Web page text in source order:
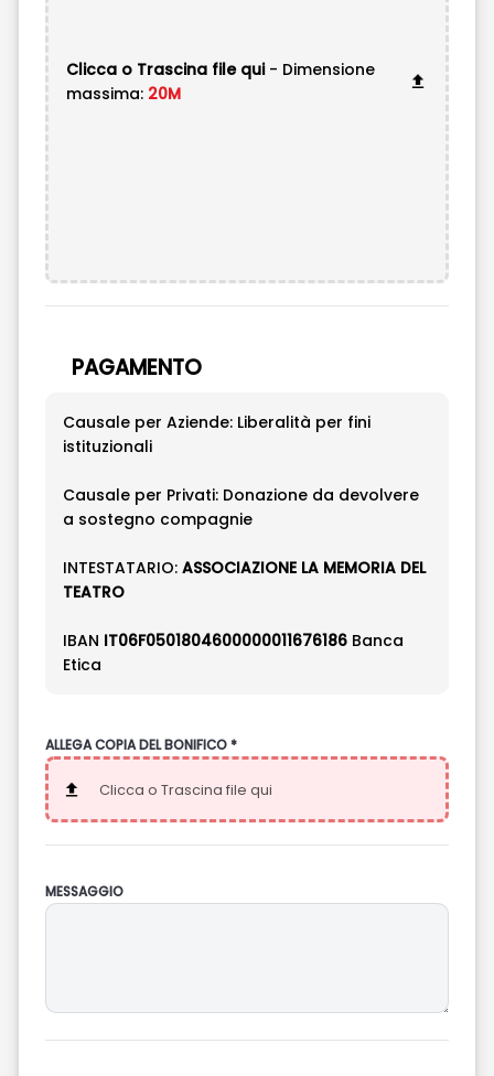
Clicca o Trascina file qui- Dimensione
massima: 20M
PAGAMENTO
Causale per Aziende: Liberalità per fini
istituzionali
Causale per Privati: Donazione da devolvere
a sostegno compagnie
INTESTATARIO: ASSOCIAZIONE LA MEMORIA DEL
TEATRO
IBAN IT06F0501804600000011676186 Banca
Etica
ALLEGA COPIA DEL BONIFICO *
Clicca o Trascina file qui
MESSAGGIO